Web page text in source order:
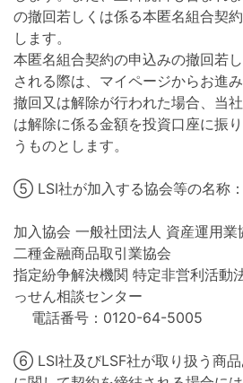
の撤回若しくは係る本匿名組合契
します。
本匿名組合契約の申込みの撤回若
される際は、マイページからお進み
撤回又は解除が行われた場合、当
は解除に係る金額を投資口座に振
うものとします。
⑤ LSI社が加入する協会等の名称：
加入協会 一般社団法人 資産運用
二種金融商品取引業協会
指定紛争解決機関 特定非営利活動
っせん相談センター
電話番号：0120-64-5005
⑥ LSI社及びLSF社が取り扱う商